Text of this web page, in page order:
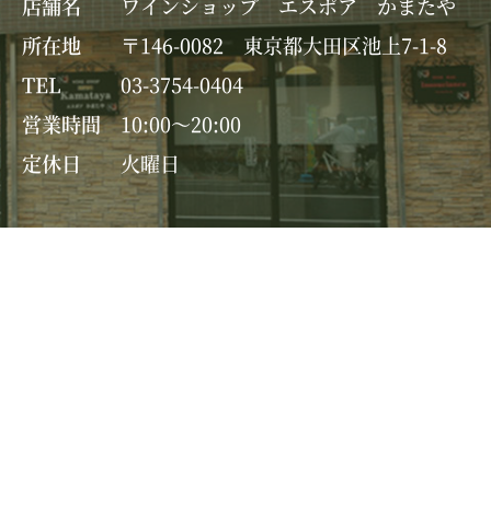
店舗名
ワインショップ エスポア かまたや
所在地
〒146-0082 東京都大田区池上7-1-8
TEL
03-3754-0404
営業時間
10:00～20:00
定休日
火曜日